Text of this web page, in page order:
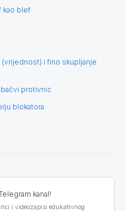
kao blef
i fino skupljanje
protivnic
blokatora
kanal!
i videozapisi edukativnog